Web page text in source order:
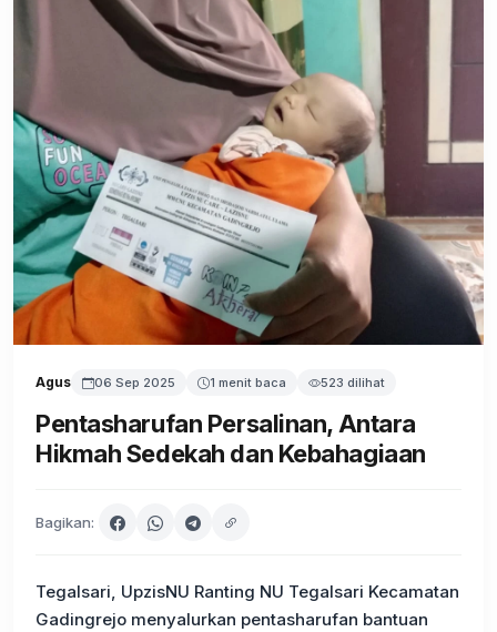
Agus 06 Sep 2025 1 menit baca 523 dilihat
Pentasharufan Persalinan, Antara
Hikmah Sedekah dan Kebahagiaan
Bagikan:
Tegalsari, UpzisNU Ranting NU Tegalsari Kecamatan
Gadingrejo menyalurkan pentasharufan bantuan